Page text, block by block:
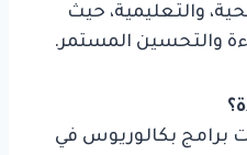
والتعليمية، حيث
والتحسين المستمر.
برامج بكالوريوس في